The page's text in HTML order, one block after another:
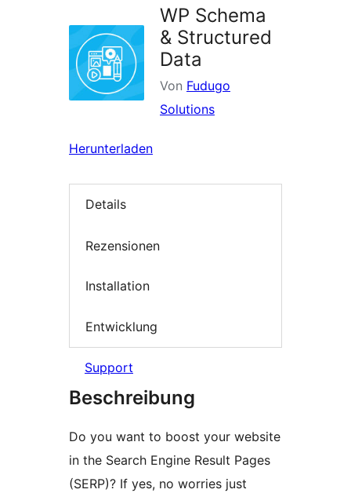
WP Schema
& Structured
Data
Von Fudugo
Solutions
Herunterladen
Details
Rezensionen
Installation
Entwicklung
Support
Beschreibung
Do you want to boost your website
in the Search Engine Result Pages
(SERP)? If yes, no worries just